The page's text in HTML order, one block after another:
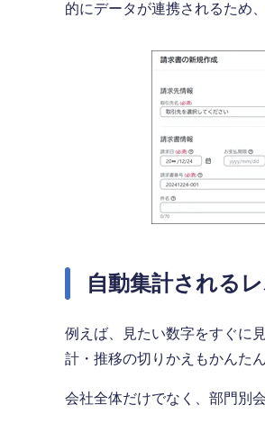
的にデータが連携されるため
自動集計される
例えば、見たい数字をすぐに
計・推移の切りかえもかんた
会社全体だけでなく、部門別